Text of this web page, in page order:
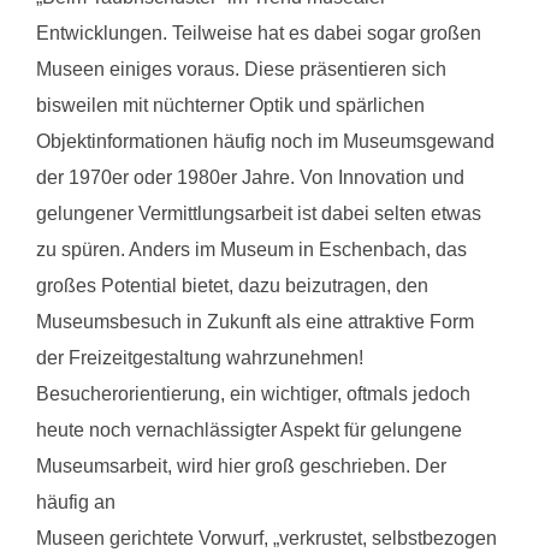
Entwicklungen. Teilweise hat es dabei sogar großen
Museen einiges voraus. Diese präsentieren sich
bisweilen mit nüchterner Optik und spärlichen
Objektinformationen häufig noch im Museumsgewand
der 1970er oder 1980er Jahre. Von Innovation und
gelungener Vermittlungsarbeit ist dabei selten etwas
zu spüren. Anders im Museum in Eschenbach, das
großes Potential bietet, dazu beizutragen, den
Museumsbesuch in Zukunft als eine attraktive Form
der Freizeitgestaltung wahrzunehmen!
Besucherorientierung, ein wichtiger, oftmals jedoch
heute noch vernachlässigter Aspekt für gelungene
Museumsarbeit, wird hier groß geschrieben. Der
häufig an
Museen gerichtete Vorwurf, „verkrustet, selbstbezogen